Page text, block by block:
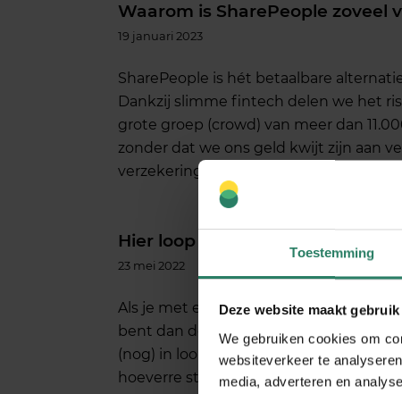
Toestemming
Deze website maakt
We gebruiken cookies om
websiteverkeer te
media, adverteren en
Waarom is SharePeople zoveel
19 januari 2023
SharePeople is hét betaalbare
Dankzij slimme fintech delen we het
grote groep (crowd) van meer dan
zonder dat we ons geld kwijt zijn aan
verzekering, maar crowdsurance. Eén
Hier loop je tegenaan als deeltijd
23 mei 2022
Als je met een eigen zaak begint, is de
bent dan deeltijd zzp’er. Welke vragen
(nog) in loondienst is? 1. Mag het van
hoeverre staat daar iets […]